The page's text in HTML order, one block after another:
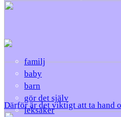
Därför är det viktigt att ta hand
familj
baby
barn
gör det själv
leksaker